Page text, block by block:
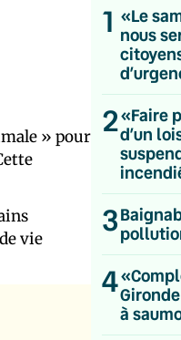
» pour
vie
1 «Le
nous
2«Faire
d’un
3
4
à
💌